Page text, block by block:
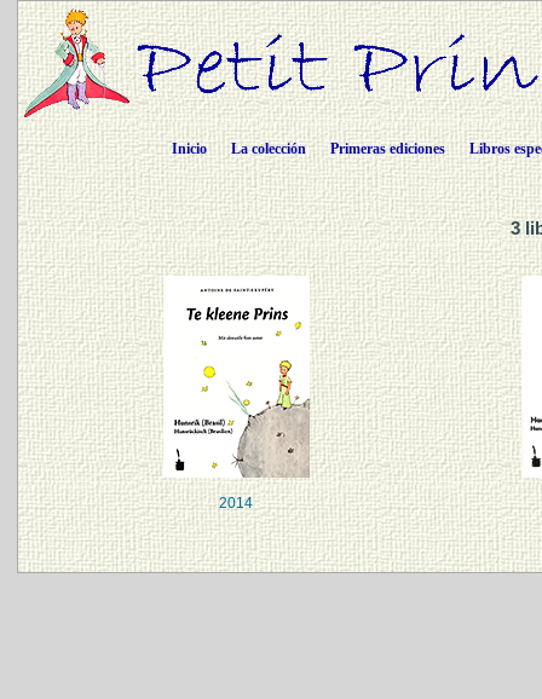
Inicio La colección Primeras ediciones Libros
3
2014